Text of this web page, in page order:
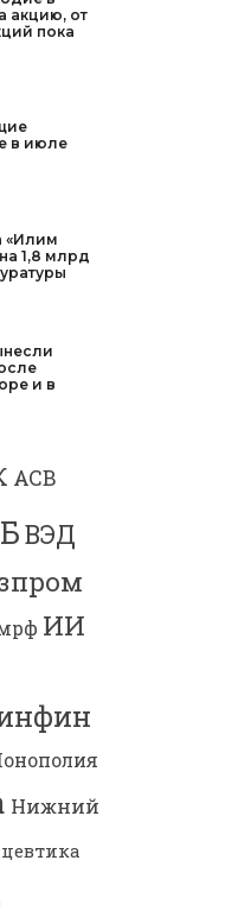
акцию, от
пока
в июле
«Илим
1,8 млрд
и в
АСВ
ВЭД
ИИ
Нижний